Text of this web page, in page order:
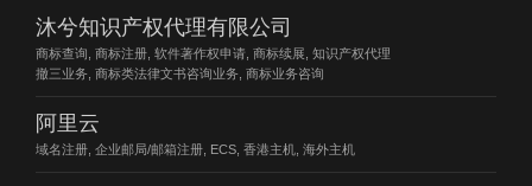
沐兮知识产权代理有限公司
商标查询, 商标注册, 软件著作权申请, 商标续展, 知识产权代理
撤三业务, 商标类法律文书咨询业务, 商标业务咨询
阿里云
域名注册, 企业邮局/邮箱注册, ECS, 香港主机, 海外主机